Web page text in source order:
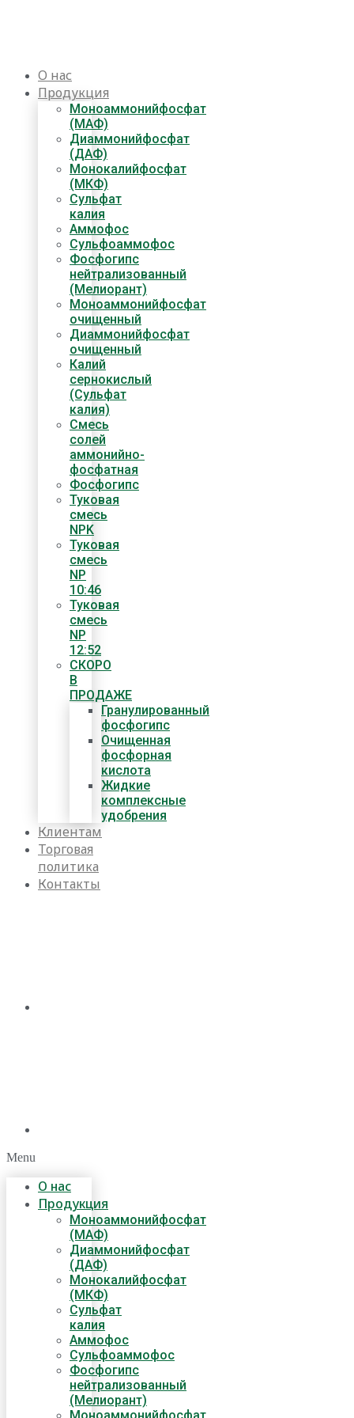
О нас
Продукция
Моноаммонийфосфат
(МАФ)
Диаммонийфосфат
(ДАФ)
Монокалийфосфат
(МКФ)
Сульфат
калия
Аммофос
Сульфоаммофос
Фосфогипс
нейтрализованный
(Мелиорант)
Моноаммонийфосфат
очищенный
Диаммонийфосфат​
очищенный
Калий
сернокислый
(Сульфат
калия)
Смесь
солей
аммонийно-
фосфатная
Фосфогипс
Туковая
смесь
NPK
Туковая
смесь
NP
10:46
Туковая
смесь
NP
12:52
СКОРО
В
ПРОДАЖЕ
Гранулированный
фосфогипс
Очищенная
фосфорная
кислота
Жидкие
комплексные
удобрения
Клиентам
Торговая
политика
Контакты
Menu
О нас
Продукция
Моноаммонийфосфат
(МАФ)
Диаммонийфосфат
(ДАФ)
Монокалийфосфат
(МКФ)
Сульфат
калия
Аммофос
Сульфоаммофос
Фосфогипс
нейтрализованный
(Мелиорант)